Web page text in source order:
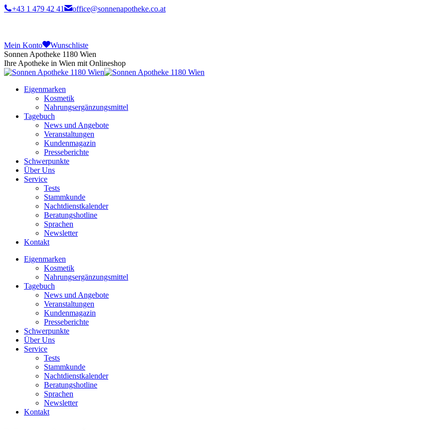
+43 1 479 42 41 office@sonnenapotheke.co.at
Mein Konto
Wunschliste
Sonnen Apotheke 1180 Wien
Ihre Apotheke in Wien mit Onlineshop
Eigenmarken
Kosmetik
Nahrungsergänzungsmittel
Tagebuch
News und Angebote
Veranstaltungen
Kundenmagazin
Presseberichte
Schwerpunkte
Über Uns
Service
Tests
Stammkunde
Nachtdienstkalender
Beratungshotline
Sprachen
Newsletter
Kontakt
Eigenmarken
Kosmetik
Nahrungsergänzungsmittel
Tagebuch
News und Angebote
Veranstaltungen
Kundenmagazin
Presseberichte
Schwerpunkte
Über Uns
Service
Tests
Stammkunde
Nachtdienstkalender
Beratungshotline
Sprachen
Newsletter
Kontakt